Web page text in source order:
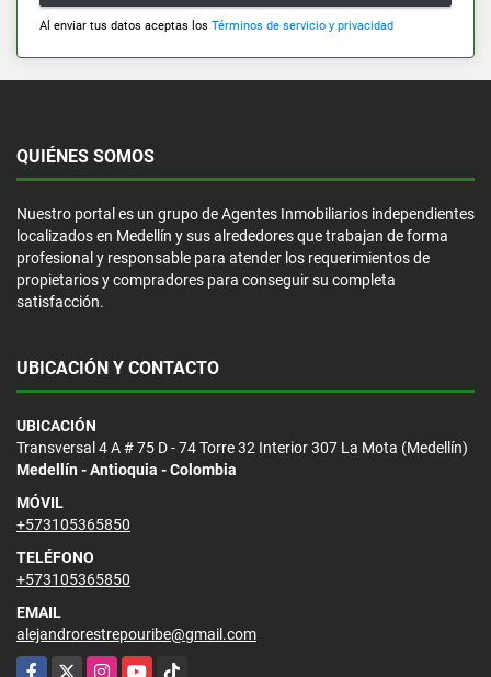
Al enviar tus datos aceptas los Términos de servicio y privacidad
QUIÉNES SOMOS
Nuestro portal es un grupo de Agentes Inmobiliarios independientes
localizados en Medellín y sus alrededores que trabajan de forma
profesional y responsable para atender los requerimientos de
propietarios y compradores para conseguir su completa
satisfacción.
UBICACIÓN Y CONTACTO
UBICACIÓN
Transversal 4 A # 75 D - 74 Torre 32 Interior 307 La Mota (Medellín)
Medellín - Antioquia - Colombia
MÓVIL
+573105365850
TELÉFONO
+573105365850
EMAIL
alejandrorestrepouribe@gmail.com
Facebook
X InstagramYouTubeTikTok